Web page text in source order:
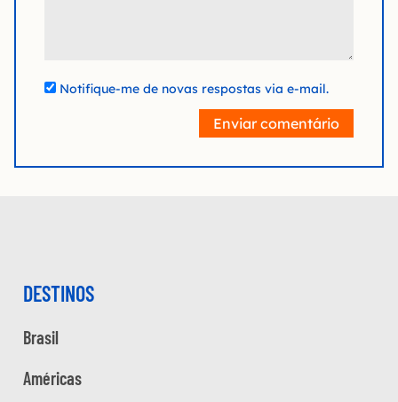
Notifique-me de novas respostas via e-mail.
Enviar comentário
DESTINOS
Brasil
Américas